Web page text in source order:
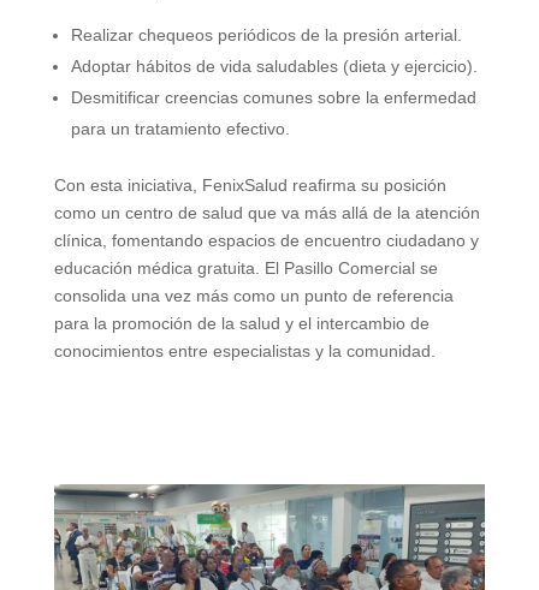
Realizar chequeos periódicos de la presión arterial.
Adoptar hábitos de vida saludables (dieta y ejercicio).
Desmitificar creencias comunes sobre la enfermedad
para un tratamiento efectivo.
Con esta iniciativa, FenixSalud reafirma su posición
como un centro de salud que va más allá de la atención
clínica, fomentando espacios de encuentro ciudadano y
educación médica gratuita. El Pasillo Comercial se
consolida una vez más como un punto de referencia
para la promoción de la salud y el intercambio de
conocimientos entre especialistas y la comunidad.